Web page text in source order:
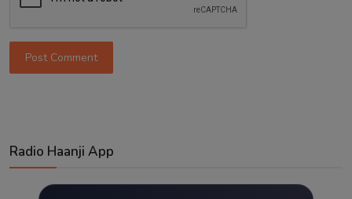
Post Comment
Radio Haanji App